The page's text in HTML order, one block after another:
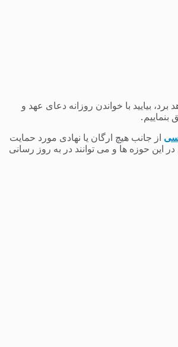
بیایید با خواندن روزانه دعای عهد و
از جانب هیچ ارگان یا نهادی مورد حمایت
این حوزه ها و می توانند در به روز رسانی